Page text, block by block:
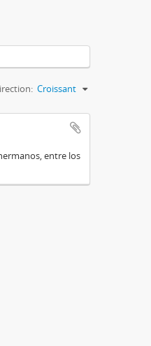
Croissant
entre los